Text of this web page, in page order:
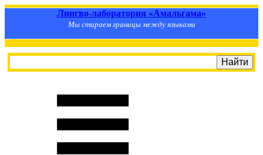
Лингво-лаборатория «Амальгама»
Мы стираем границы между языками